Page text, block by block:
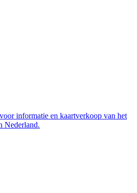
informatie en kaartverkoop van het
Nederland.